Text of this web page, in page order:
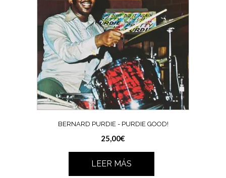
BERNARD PURDIE ‎- PURDIE GOOD!
25,00€
LEER MÁS